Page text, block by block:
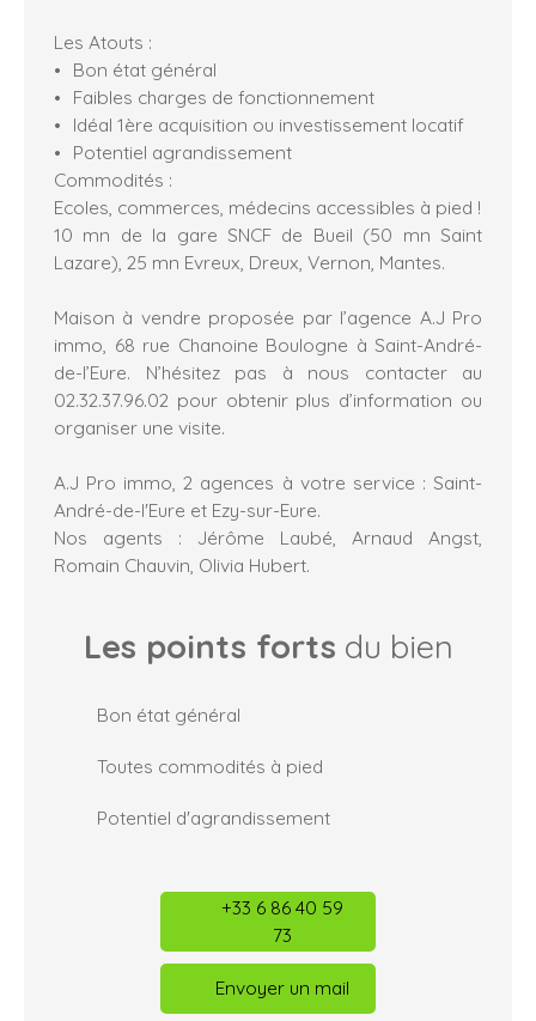
Les Atouts :
Bon état général
Faibles charges de fonctionnement
Idéal 1ère acquisition ou investissement locatif
Potentiel agrandissement
Commodités :
Ecoles, commerces, médecins accessibles à pied !
10 mn de la gare SNCF de Bueil (50 mn Saint
Lazare), 25 mn Evreux, Dreux, Vernon, Mantes.
Maison à vendre proposée par l’agence A.J Pro
immo, 68 rue Chanoine Boulogne à Saint-André-
de-l’Eure. N’hésitez pas à nous contacter au
02.32.37.96.02 pour obtenir plus d’information ou
organiser une visite.
A.J Pro immo, 2 agences à votre service : Saint-
André-de-l'Eure et Ezy-sur-Eure.
Nos agents : Jérôme Laubé, Arnaud Angst,
Romain Chauvin, Olivia Hubert.
Les points forts du bien
Bon état général
Toutes commodités à pied
Potentiel d'agrandissement
+33 6 86 40 59
73
Envoyer un mail